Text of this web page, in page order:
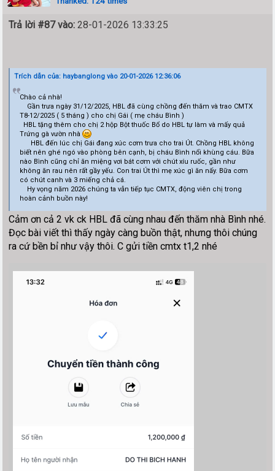
Trả lời #87 vào: 28-01-2026 13:33:25
Trích dẫn của: haybanglong vào 20-01-2026 12:36:06
Chào cả nhà!
Gần trưa ngày 31/12/2025, HBL đã cùng chồng đến thăm và trao CMTX
T8-12/2025 ( 5 tháng ) cho chị Gái ( mẹ cháu Bình )
HBL tặng thêm cho chị 2 hộp Bột thuốc Bổ do HBL tự làm và mấy quả
Trứng gà vườn nhà
HBL đến lúc chị Gái đang xúc cơm trưa cho trai Út. Chồng HBL không
biết nên ghé ngó vào phòng bên cạnh, bị cháu Bình nổi khùng cáu. Bữa
nào Bình cũng chỉ ăn miệng vơi bát cơm với chút xíu ruốc, gần như
không ăn rau nên rất gầy yếu. Con trai Út thì mẹ xúc gì ăn nấy. Bữa cơm
có chút canh và 3 miếng chả cá.
Hy vọng năm 2026 chúng ta vẫn tiếp tục CMTX, động viên chị trong
hoàn cảnh buồn này!
Cảm ơn cả 2 vk ck HBL đã cùng nhau đến thăm nhà Bình nhé.
Đọc bài viết thì thấy ngày càng buồn thật, nhưng thôi chúng
ra cứ bền bỉ như vậy thôi. C gửi tiền cmtx t1,2 nhé